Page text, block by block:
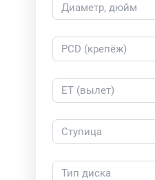
Диаметр, дюйм
PCD (крепёж)
ET (вылет)
Ступица
Тип диска